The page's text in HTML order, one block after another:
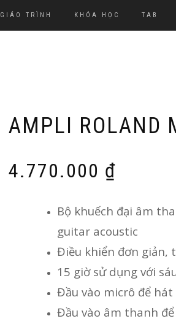
GIÁO TRÌNH KHÓA HỌC TAB
AMPLI ROLAND
4.770.000 ₫
Bộ khuếch đại âm
guitar acoustic
Điều khiển đơn giản,
15 giờ sử dụng với
Đầu vào micrô để hát
Đầu vào âm thanh